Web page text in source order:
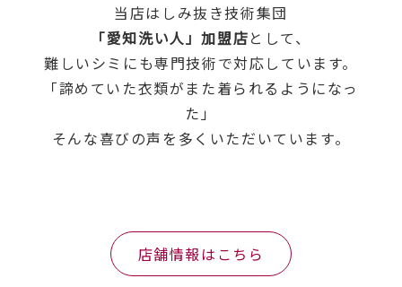
当店はしみ抜き技術集団
「愛知洗い人」加盟店として、
難しいシミにも専門技術で対応しています。
「諦めていた衣類がまた着られるようになっ
た」
そんな喜びの声を多くいただいています。
店舗情報はこちら